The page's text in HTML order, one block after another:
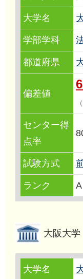
大学名
学部学科
都道府県
偏差値
センター得
点率
試験方式
ランク A
大阪大
大学名